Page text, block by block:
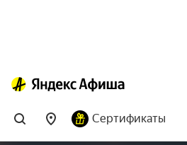
Сертификаты